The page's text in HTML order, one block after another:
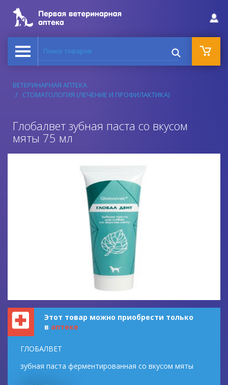
Поиск товаров
ВЕТЕРИНАРНАЯ АПТЕКА
СТОМАТОЛОГИЯ (ЛЕЧЕНИЕ И ПРОФИЛАКТИКА)
Глобалвет зубная паста со вкусом
мяты 75 мл
Этот товар можно приобрести только
в аптеке
ГЛОБАЛВЕТ
зубная паста ферментированная со вкусом мяты